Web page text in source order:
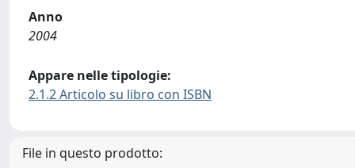
Anno
2004
Appare nelle tipologie:
2.1.2 Articolo su libro con ISBN
File in questo prodotto: